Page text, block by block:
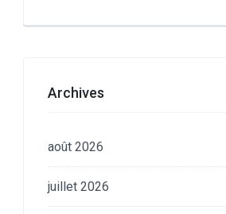
Archives
août 2026
juillet 2026